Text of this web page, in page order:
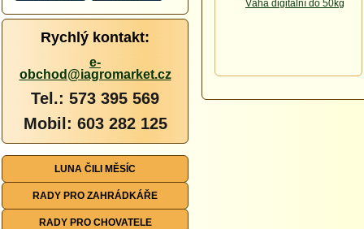
Rychlý kontakt:
e-
obchod@iagromarket.cz
Tel.: 573 395 569
Mobil: 603 282 125
LUNA ČILI MĚSÍC
RADY PRO ZAHRÁDKÁŘE
RADY PRO CHOVATELE